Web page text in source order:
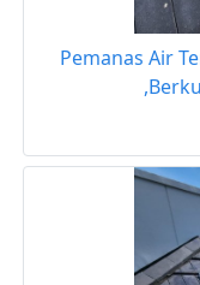
Pemanas Air